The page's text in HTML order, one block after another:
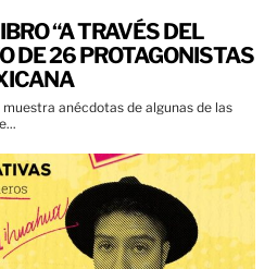
“A TRAVÉS DEL
DE 26 PROTAGONISTAS
anécdotas de algunas de las